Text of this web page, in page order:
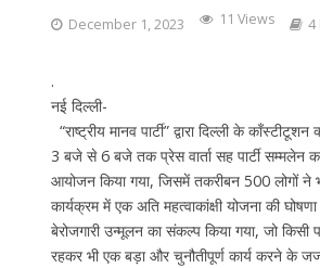
December 1, 2023 11 Views 4
.
नई दिल्ली-
“राष्ट्रीय मानव पार्टी” द्वारा दिल्ली के
3 बजे से 6 बजे तक प्रेस वार्ता सह पार्टी सम्मलेन
आयोजन किया गया, जिसमें तकरीबन 500 लोगों ने
कार्यक्रम में एक अति महत्वाकांक्षी योजना की
बेरोजगारी उन्मूलन का संकल्प किया गया, जो किसी
रहकर भी एक बड़ा और चुनौतीपूर्ण कार्य करने के